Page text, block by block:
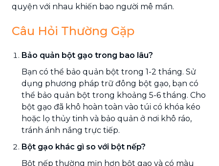
quyện với nhau khiến bao người mê mẩn.
Câu Hỏi Thường Gặp
Bảo quản bột gạo trong bao lâu?
Bạn có thể bảo quản bột trong 1-2 tháng. Sử
dụng phương pháp trữ đông bột gạo, bạn có
thể bảo quản bột trong khoảng 5-6 tháng. Cho
bột gạo đã khô hoàn toàn vào túi có khóa kéo
hoặc lọ thủy tinh và bảo quản ở nơi khô ráo,
tránh ánh nắng trực tiếp.
Bột gạo khác gì so với bột nếp?
Bột nếp thường mịn hơn bột gạo và có màu